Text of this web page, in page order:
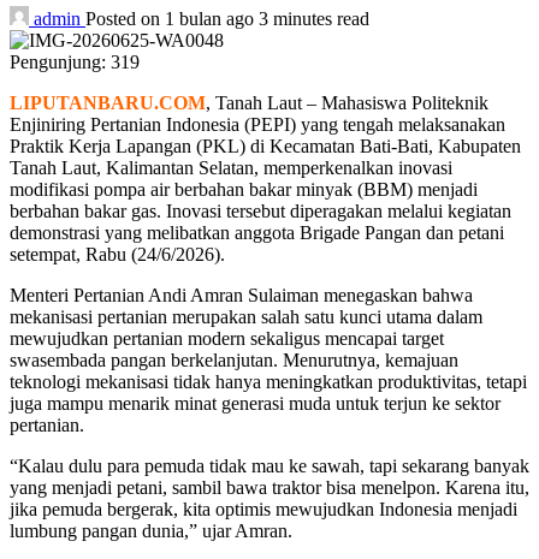
admin Posted on 1 bulan ago 3 minutes read
Pengunjung: 319
LIPUTANBARU.COM, Tanah Laut – Mahasiswa Politeknik
Enjiniring Pertanian Indonesia (PEPI) yang tengah melaksanakan
Praktik Kerja Lapangan (PKL) di Kecamatan Bati-Bati, Kabupaten
Tanah Laut, Kalimantan Selatan, memperkenalkan inovasi
modifikasi pompa air berbahan bakar minyak (BBM) menjadi
berbahan bakar gas. Inovasi tersebut diperagakan melalui kegiatan
demonstrasi yang melibatkan anggota Brigade Pangan dan petani
setempat, Rabu (24/6/2026).
Menteri Pertanian Andi Amran Sulaiman menegaskan bahwa
mekanisasi pertanian merupakan salah satu kunci utama dalam
mewujudkan pertanian modern sekaligus mencapai target
swasembada pangan berkelanjutan. Menurutnya, kemajuan
teknologi mekanisasi tidak hanya meningkatkan produktivitas, tetapi
juga mampu menarik minat generasi muda untuk terjun ke sektor
pertanian.
“Kalau dulu para pemuda tidak mau ke sawah, tapi sekarang banyak
yang menjadi petani, sambil bawa traktor bisa menelpon. Karena itu,
jika pemuda bergerak, kita optimis mewujudkan Indonesia menjadi
lumbung pangan dunia,” ujar Amran.